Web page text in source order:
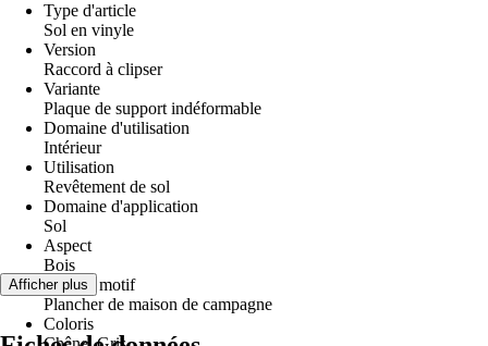
Type d'article
Sol en vinyle
Version
Raccord à clipser
Variante
Plaque de support indéformable
Domaine d'utilisation
Intérieur
Utilisation
Revêtement de sol
Domaine d'application
Sol
Aspect
Bois
Décor / motif
Plancher de maison de campagne
Coloris
Afficher plus